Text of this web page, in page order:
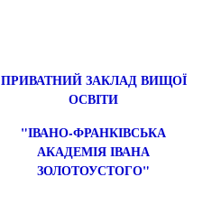
ПРИВАТНИЙ ЗАКЛАД ВИЩОЇ
ОСВІТИ
"ІВАНО-ФРАНКІВСЬКА
АКАДЕМІЯ ІВАНА
ЗОЛОТОУСТОГО"